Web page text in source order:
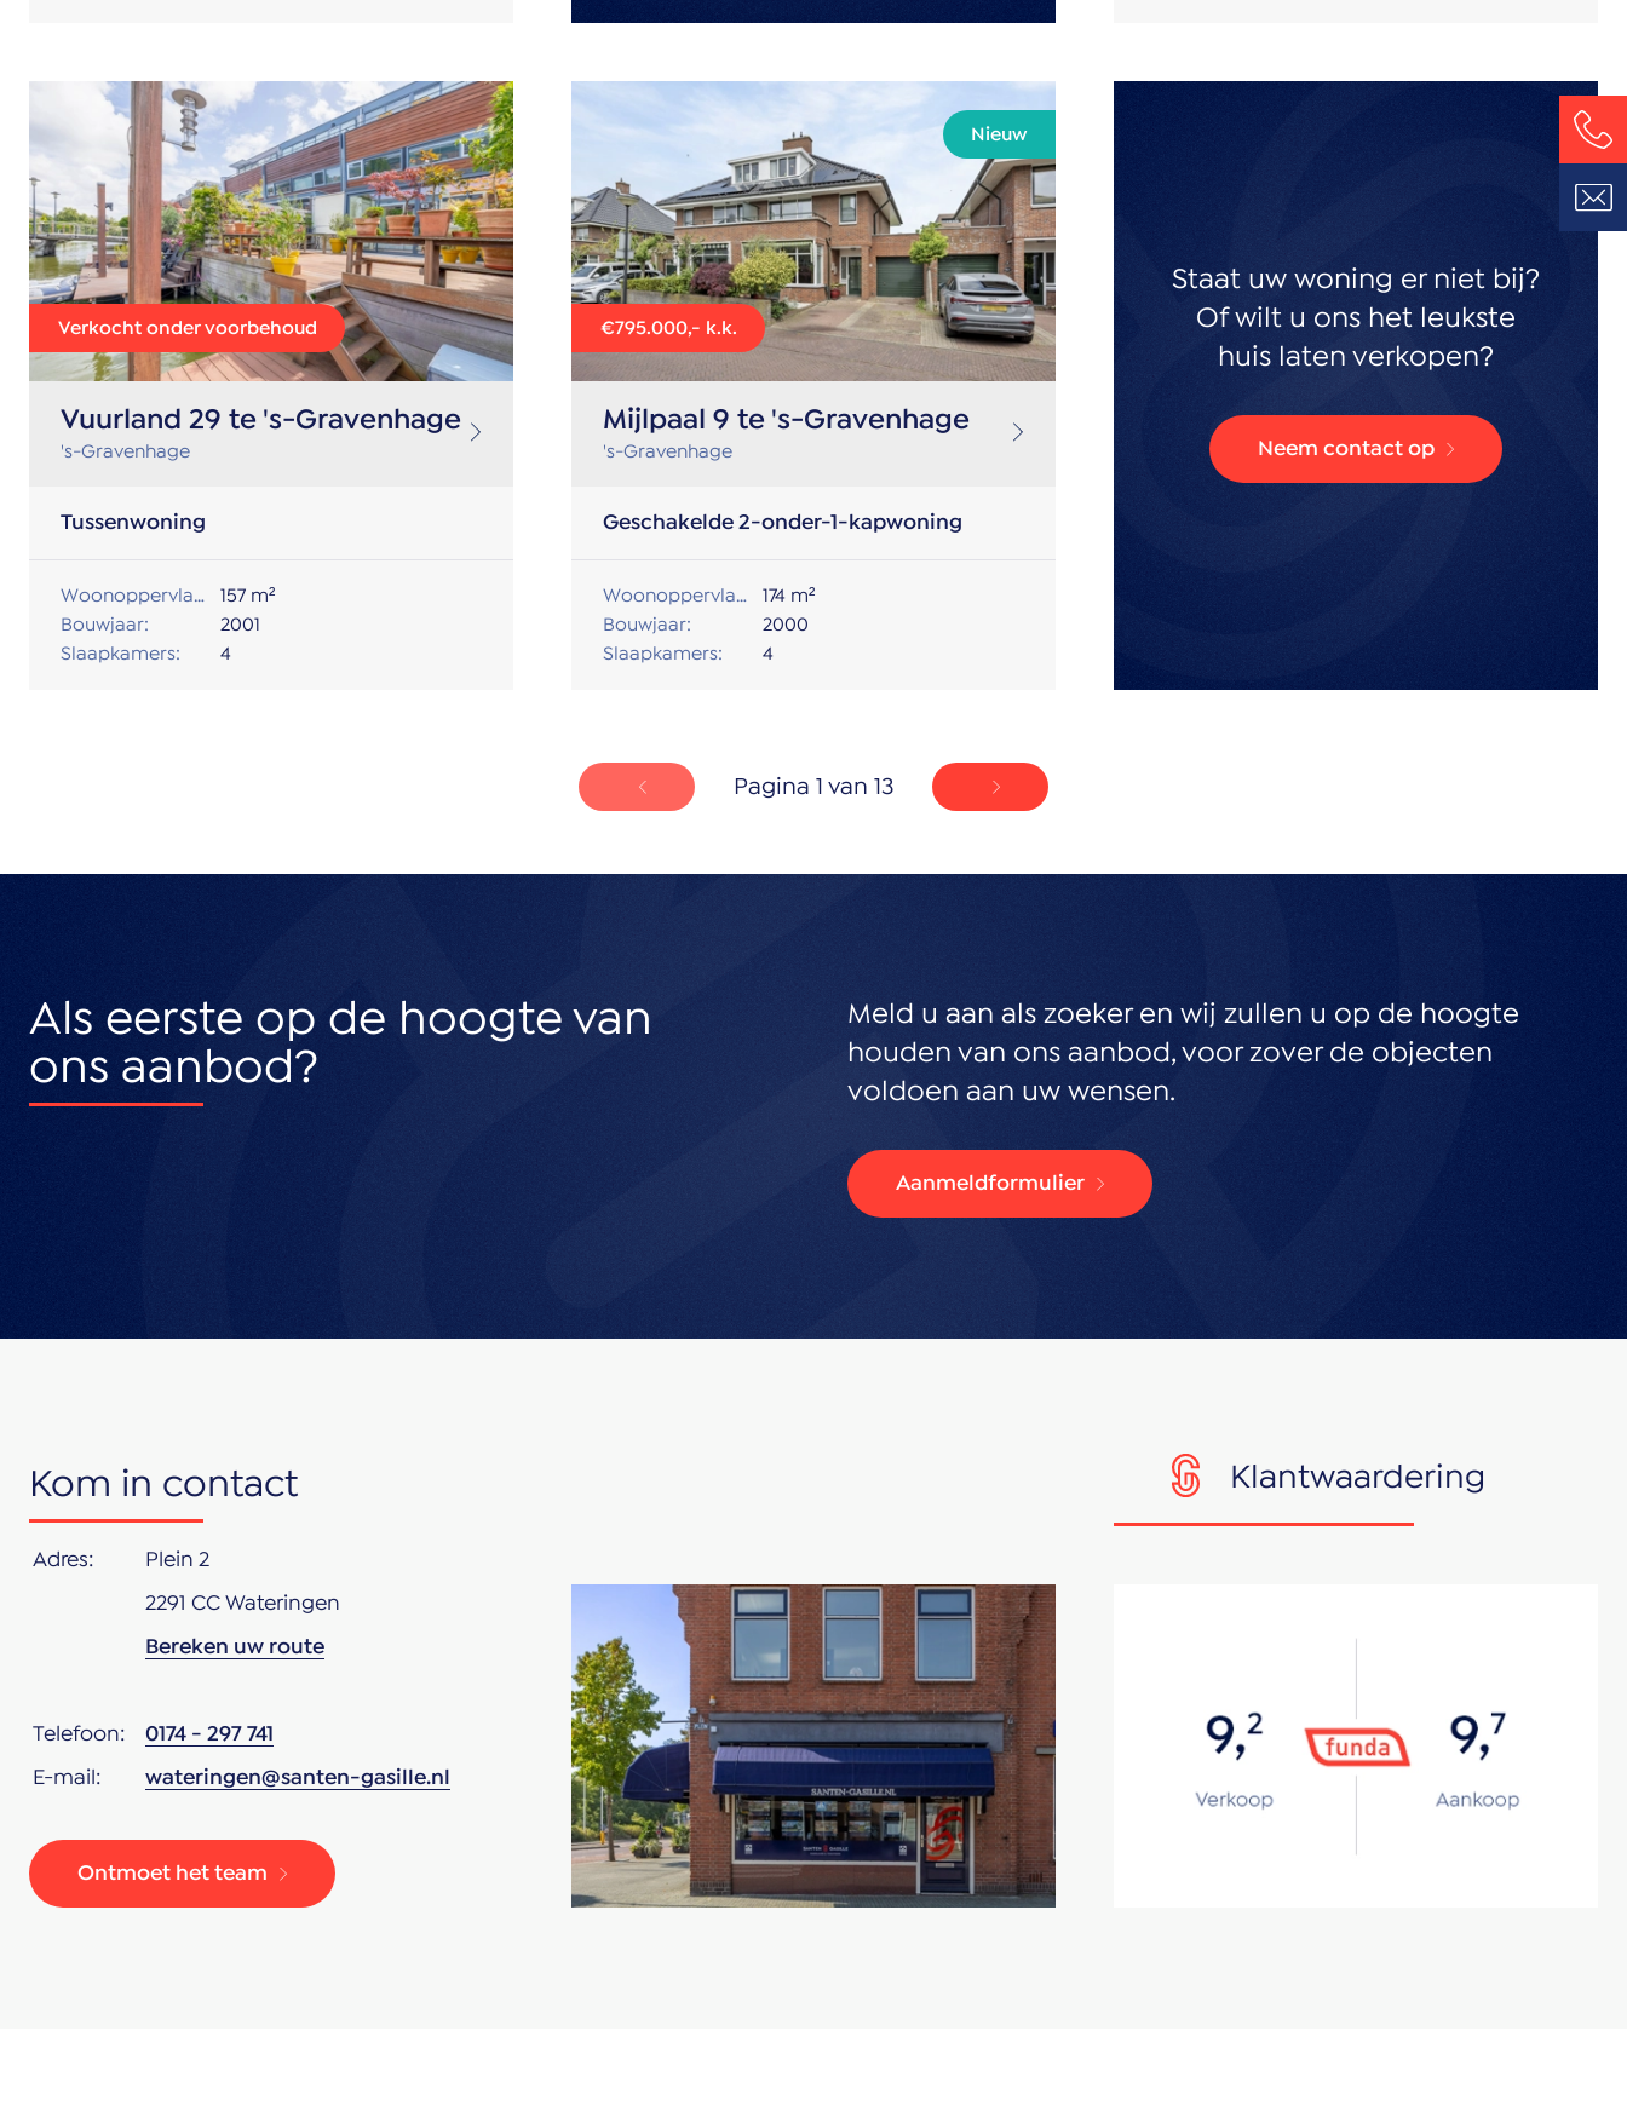
Verkocht onder voorbehoud
Vuurland 29 te 's-Gravenhage
's-Gravenhage
Tussenwoning
Woonoppervlakte:
157 m²
Bouwjaar:
2001
Slaapkamers:
4
Nieuw
€795.000,- k.k.
Mijlpaal 9 te 's-Gravenhage
's-Gravenhage
Geschakelde 2-onder-1-kapwoning
Woonoppervlakte:
174 m²
Bouwjaar:
2000
Slaapkamers:
4
Staat uw woning er niet bij?
Of wilt u ons het leukste
huis laten verkopen?
Neem contact op
Pagina 1 van 13
Als eerste op de hoogte van
ons aanbod?
Meld u aan als zoeker en wij zullen u op de hoogte
houden van ons aanbod, voor zover de objecten
voldoen aan uw wensen.
Aanmeldformulier
Kom in contact
Adres:
Plein 2
2291 CC Wateringen
Bereken uw route
Telefoon:
0174 - 297 741
E-mail:
wateringen@santen-gasille.nl
Ontmoet het team
Klantwaardering